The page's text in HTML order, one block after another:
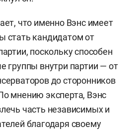
что именно Вэнс имеет
стать кандидатом от
поскольку способен
группы внутри партии — от
до сторонников
мнению эксперта, Вэнс
часть независимых и
благодаря своему